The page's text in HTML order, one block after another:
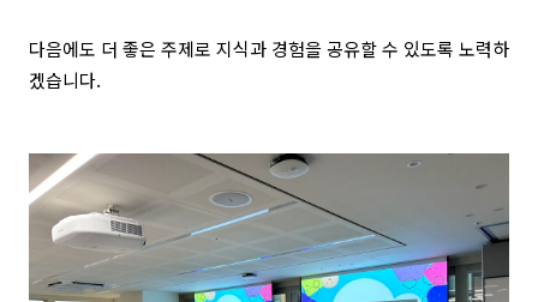
다음에도 더 좋은 주제로 지식과 경험을 공유할 수 있도록 노력하
겠습니다.